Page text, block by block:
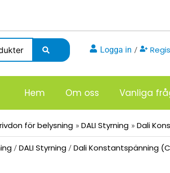
Logga in /
Hem Om oss Vanliga
för belysning DALI Styrning Dali
/ DALI Styrning / Dali Konstantspänning